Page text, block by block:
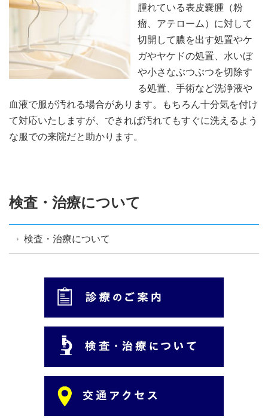
腫れている表皮嚢腫（粉
瘤、アテローム）に対して
切開して膿を出す処置やケ
ガやヤケドの処置、水いぼ
や小さなぶつぶつを切除す
る処置、手術など洗浄液や
血液で服が汚れる場合があります。もちろん十分気を付け
て対応いたしますが、できれば汚れてもすぐに洗えるよう
な服での来院だと助かります。
検査・治療について
検査・治療について